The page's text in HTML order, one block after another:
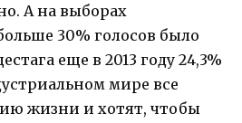
А на выборах
30% голосов было
еще в 2013 году 24,3%
мире все
жизни и хотят, чтобы